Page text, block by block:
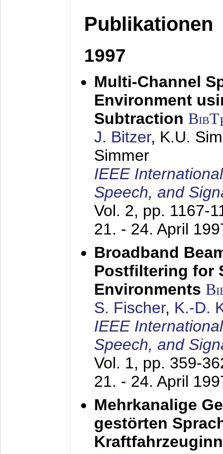
Publikationen
1997
Multi-Channel
Environment
Subtraction BibT
J. Bitzer, K.U.
Simmer
IEEE
Speech, and
Vol. 2, pp. 1167-
21. - 24. April
Broadband
Postfiltering for
Environments
S. Fischer, K.-D.
IEEE
Speech, and
Vol. 1, pp. 359-
21. - 24. April
Mehrkanalige
gestörten